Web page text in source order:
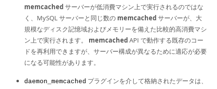
memcachedサーバーが低消費マシン上で実行されるのではな
く、MySQL サーバーと同じ数の memcachedサーバーが、大
規模なディスク記憶域およびメモリーを備えた比較的高消費マシ
ン上で実行されます。 memcachedAPI で動作する既存のコー
ドを再利用できますが、サーバー構成が異なるために適応が必要
になる可能性があります。
daemon_memcached プラグインを介して格納されたデータは、